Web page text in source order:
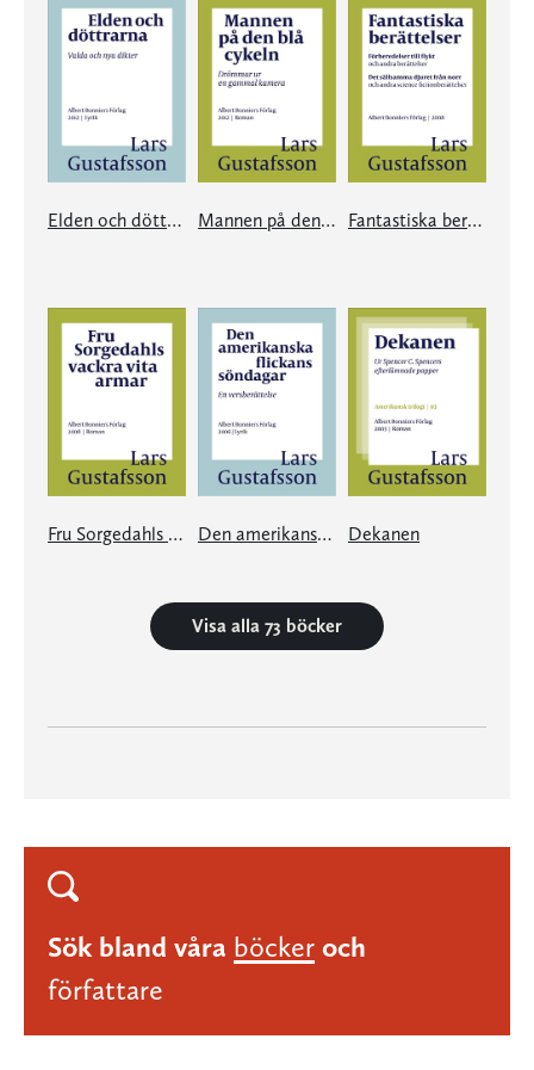
Elden och döttrarna Mannen på den blå cykeln Fantastiska berättelser
Fru Sorgedahls vackra vita armar Den amerikanska flickans söndagar Dekanen
Visa alla 73 böcker
Sök bland våra böcker och
författare